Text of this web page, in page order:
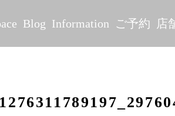
Blog Information ご予約 店